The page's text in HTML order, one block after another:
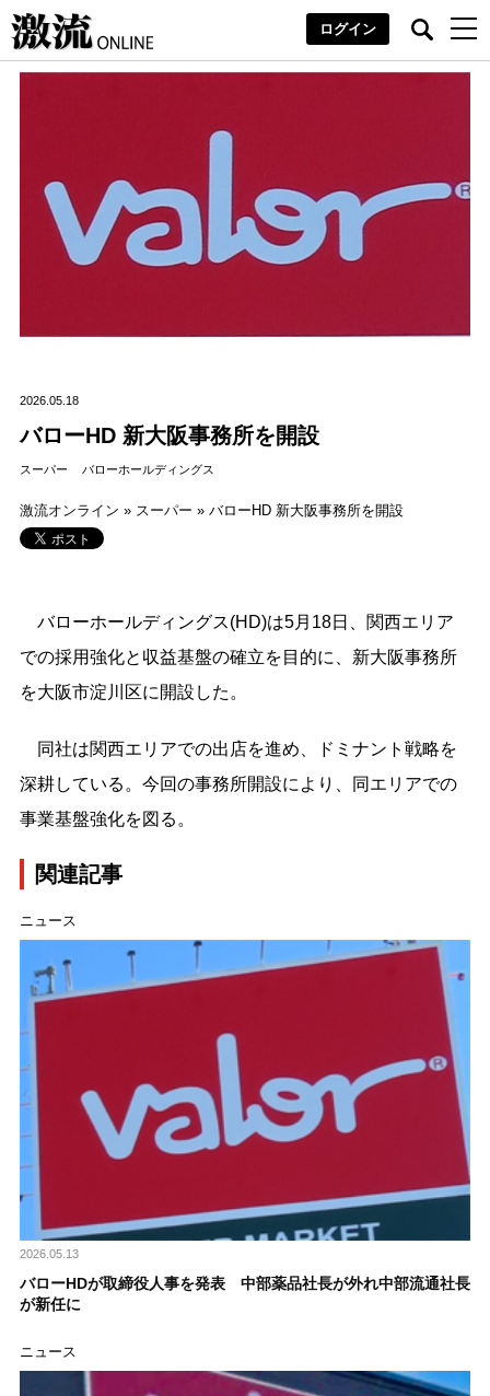
ログイン
2026.05.18
バローHD 新大阪事務所を開設
スーパー バローホールディングス
激流オンライン » スーパー » バローHD 新大阪事務所を開設
バローホールディングス(HD)は5月18日、関西エリア
での採用強化と収益基盤の確立を目的に、新大阪事務所
を大阪市淀川区に開設した。
同社は関西エリアでの出店を進め、ドミナント戦略を
深耕している。今回の事務所開設により、同エリアでの
事業基盤強化を図る。
関連記事
ニュース
2026.05.13
バローHDが取締役人事を発表 中部薬品社長が外れ中部流通社長
が新任に
ニュース